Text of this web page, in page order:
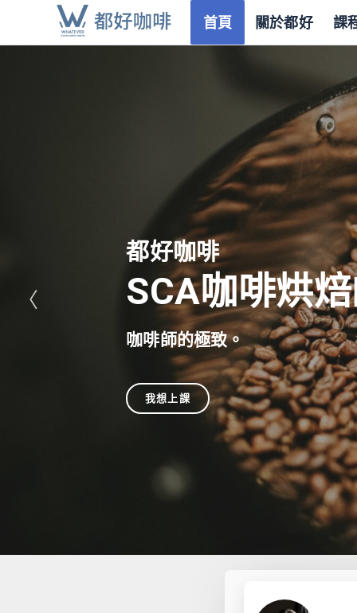
首頁 關於都好 課
都好咖啡
SCA咖啡烘
咖啡師的極致。
我想上課
〈